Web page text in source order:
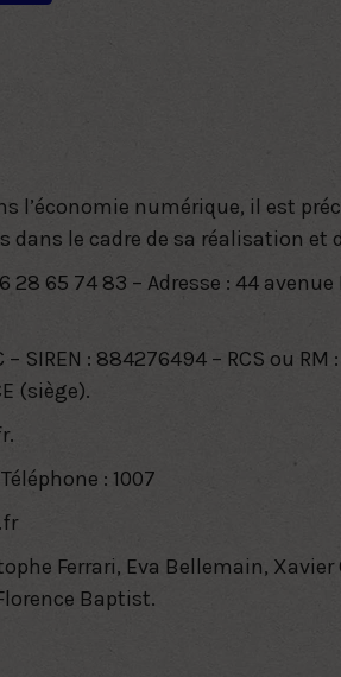
l’économie numérique, il est
le cadre de sa réalisation et
65 74 83 – Adresse : 44
SIREN : 884276494 – RCS ou RM
(siège).
: 1007
Ferrari, Eva Bellemain,
Baptist.